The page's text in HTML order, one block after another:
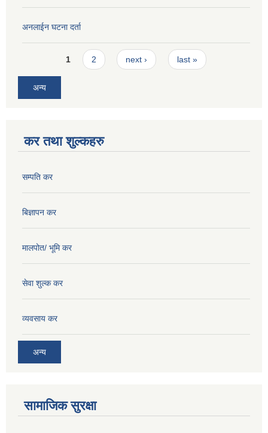
अनलाईन घटना दर्ता
Pages1 2 next › last »
अन्य
कर तथा शुल्कहरु
सम्पति कर
बिज्ञापन कर
मालपोत/ भूमि कर
सेवा शुल्क कर
व्यवसाय कर
अन्य
सामाजिक सुरक्षा